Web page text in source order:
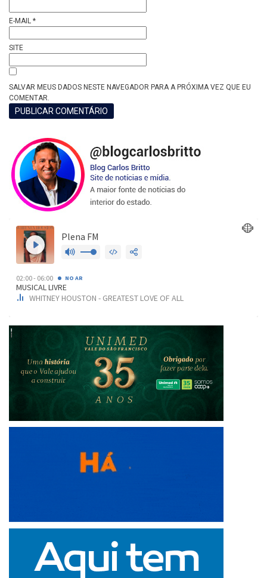
E-MAIL *
SITE
SALVAR MEUS DADOS NESTE NAVEGADOR PARA A PRÓXIMA VEZ QUE EU
COMENTAR.